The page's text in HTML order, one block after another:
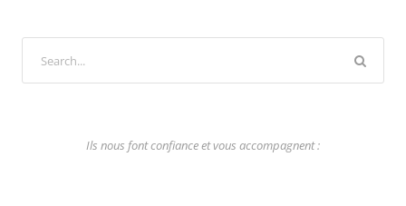
Ils nous font confiance et vous accompagnent :